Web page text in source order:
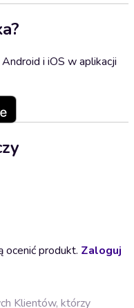
Android i iOS w aplikacji
ocenić produkt. Zaloguj
Klientów, którzy